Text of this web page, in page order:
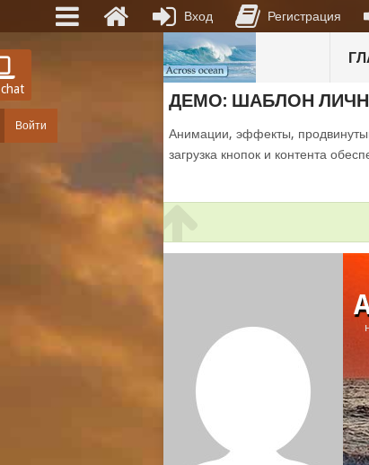
Войти
ДЕМО: ШАБЛОН
Анимации, эффекты,
загрузка кнопок и контента
Вход Регистрация